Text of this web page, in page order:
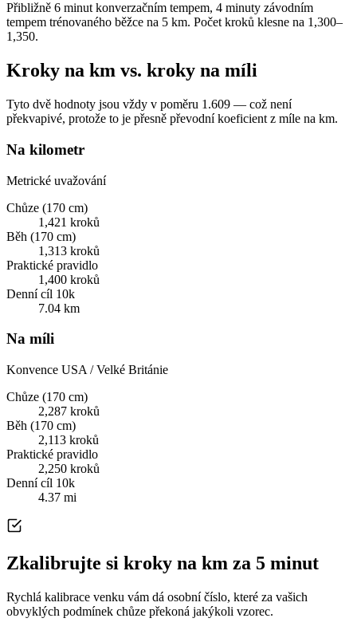
Přibližně 6 minut konverzačním tempem, 4 minuty závodním
tempem trénovaného běžce na 5 km. Počet kroků klesne na 1,300–
1,350.
Kroky na km vs. kroky na míli
Tyto dvě hodnoty jsou vždy v poměru 1.609 — což není
překvapivé, protože to je přesně převodní koeficient z míle na km.
Na kilometr
Metrické uvažování
Chůze (170 cm)
1,421 kroků
Běh (170 cm)
1,313 kroků
Praktické pravidlo
1,400 kroků
Denní cíl 10k
7.04 km
Na míli
Konvence USA / Velké Británie
Chůze (170 cm)
2,287 kroků
Běh (170 cm)
2,113 kroků
Praktické pravidlo
2,250 kroků
Denní cíl 10k
4.37 mi
Zkalibrujte si kroky na km za 5 minut
Rychlá kalibrace venku vám dá osobní číslo, které za vašich
obvyklých podmínek chůze překoná jakýkoli vzorec.